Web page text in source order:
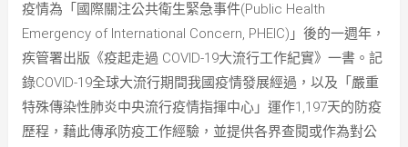
疫情為「國際關注公共衛生緊急事件(Public Health
Emergency of International Concern, PHEIC)」後的一週年，
疾管署出版《疫起走過 COVID-19大流行工作紀實》一書。記
錄COVID-19全球大流行期間我國疫情發展經過，以及「嚴重
特殊傳染性肺炎中央流行疫情指揮中心」運作1,197天的防疫
歷程，藉此傳承防疫工作經驗，並提供各界查閱或作為對公